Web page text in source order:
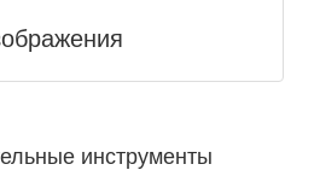
инструменты